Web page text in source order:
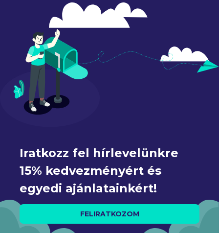
Iratkozz fel hírlevelünkre
15% kedvezményért és
egyedi ajánlatainkért!
FELIRATKOZOM